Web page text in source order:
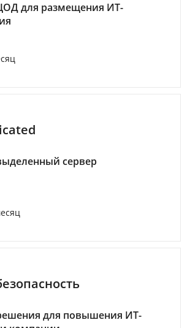
для размещения ИТ-
сервер
для повышения ИТ-